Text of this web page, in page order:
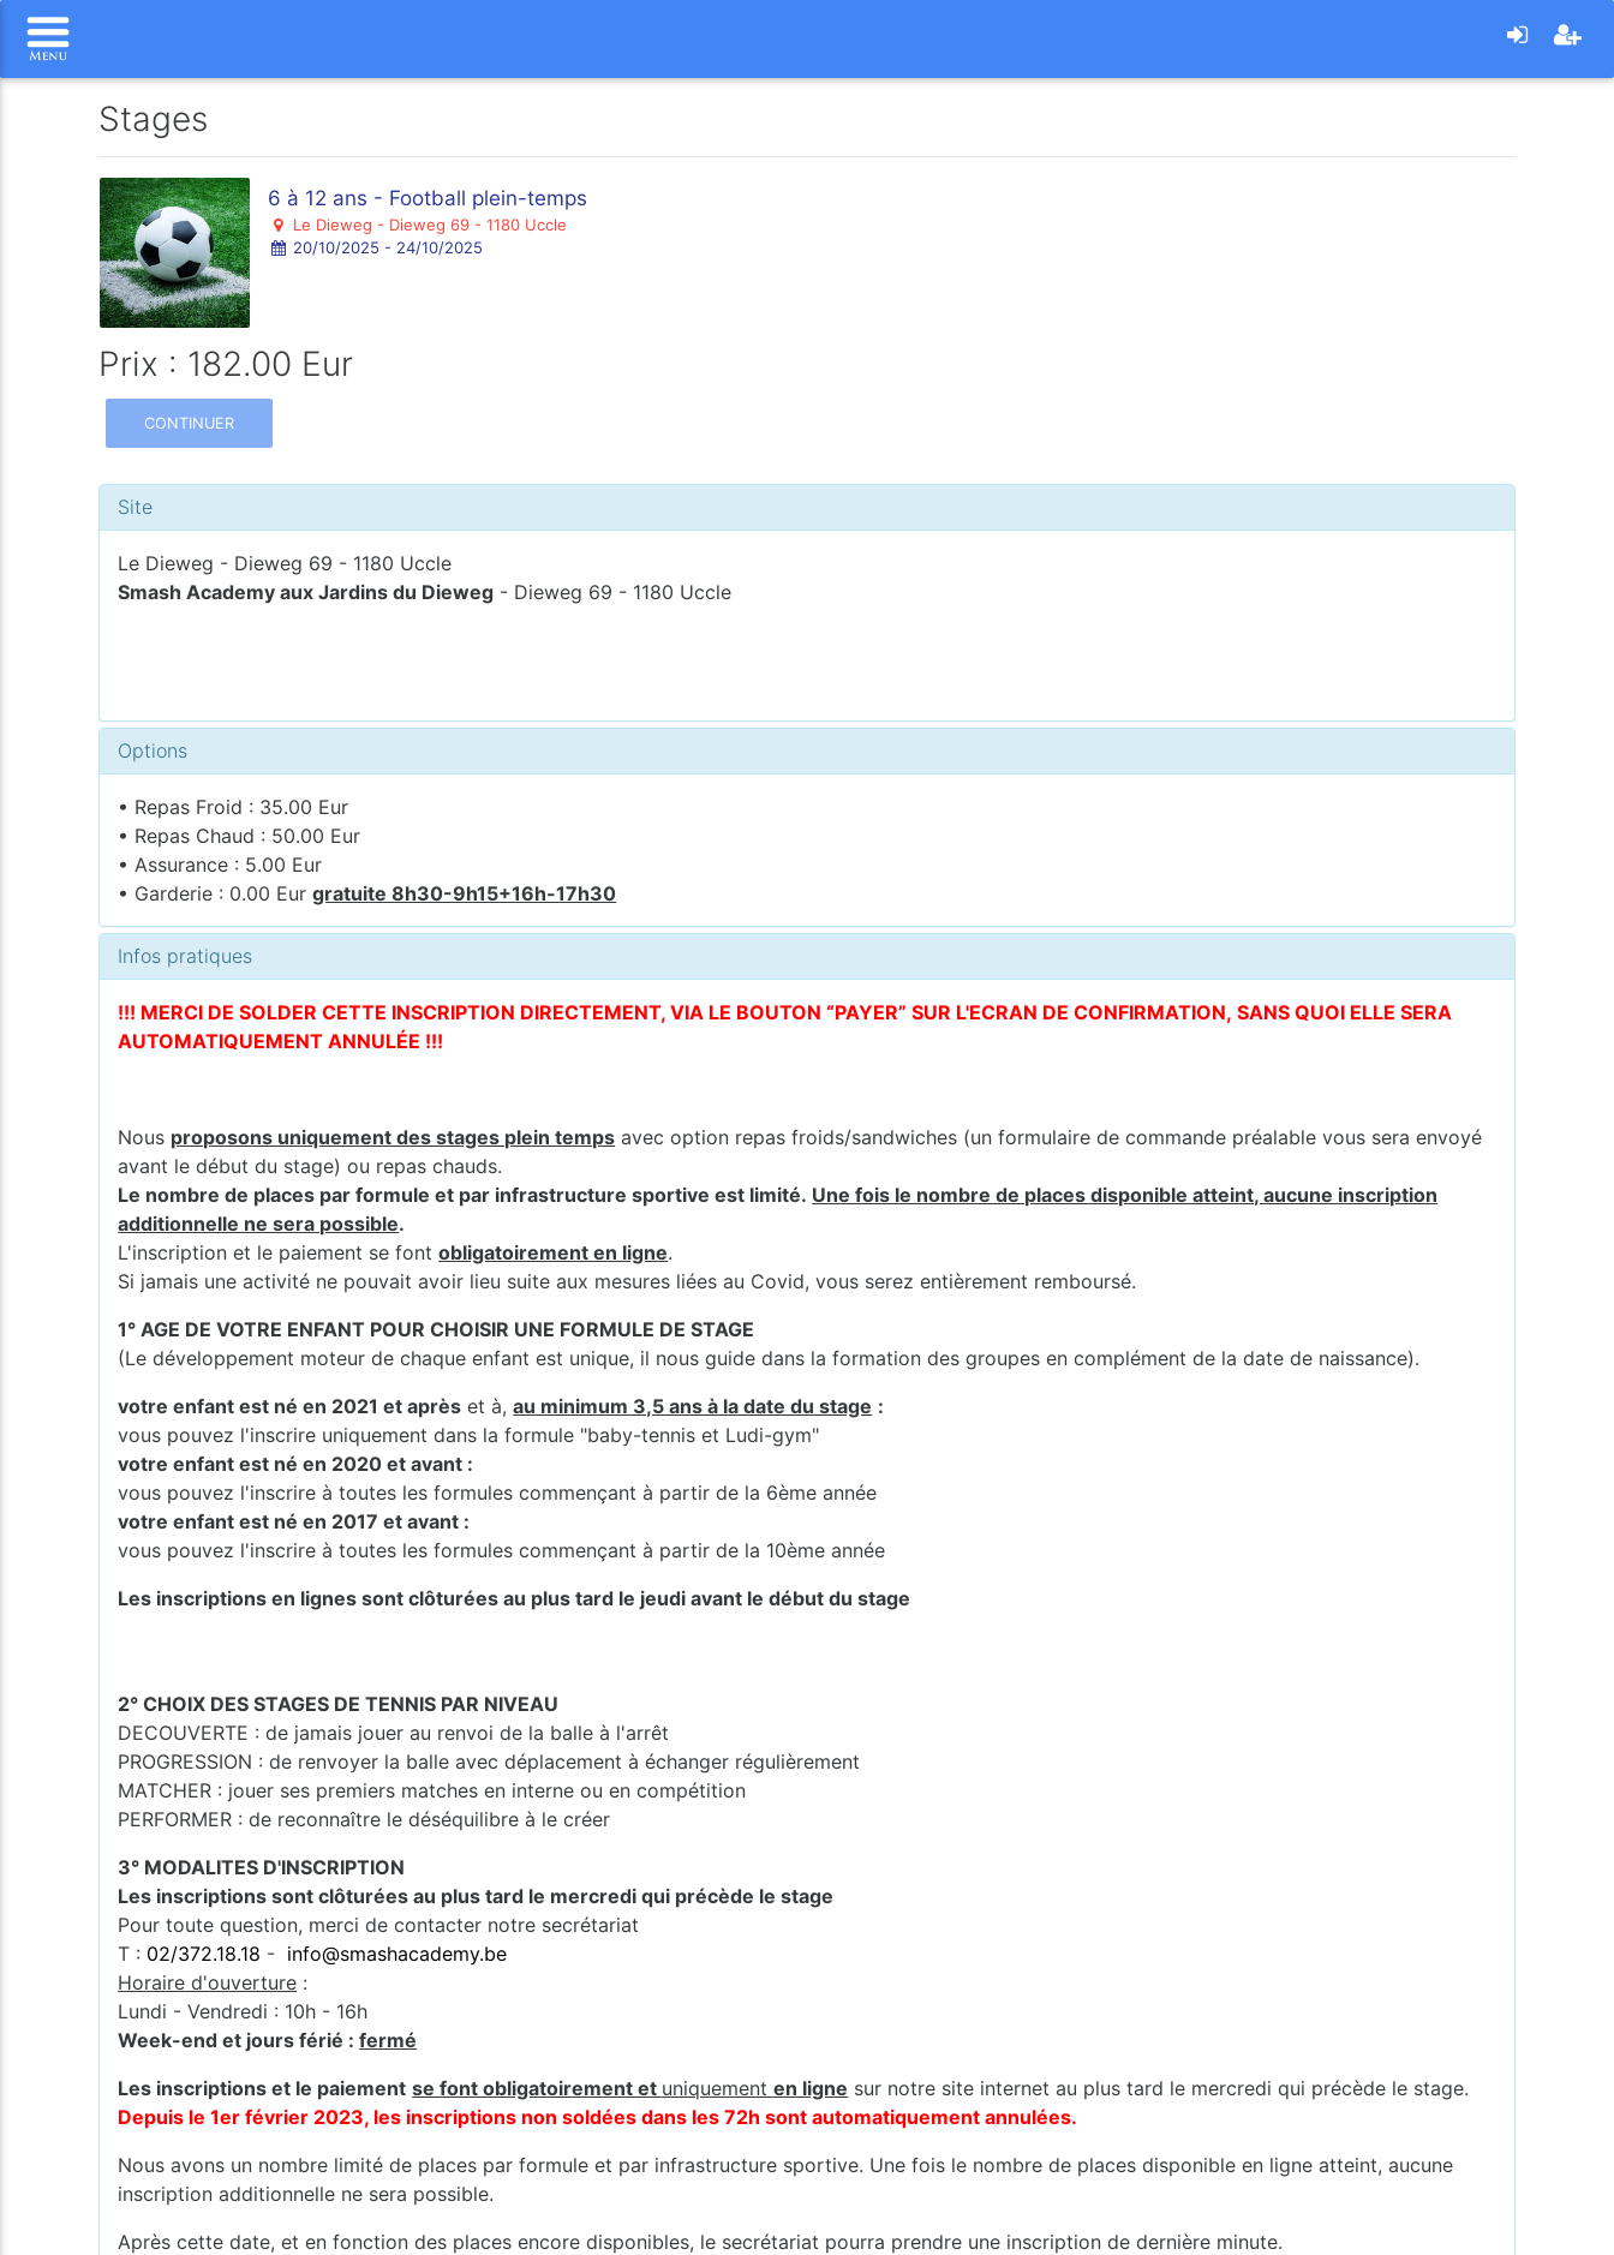
Stages
6 à 12 ans - Football plein-temps
Le Dieweg - Dieweg 69 - 1180 Uccle
20/10/2025 - 24/10/2025
Prix : 182.00 Eur
CONTINUER
Site
Le Dieweg - Dieweg 69 - 1180 Uccle
Smash Academy aux Jardins du Dieweg - Dieweg 69 - 1180 Uccle
Options
• Repas Froid : 35.00 Eur
• Repas Chaud : 50.00 Eur
• Assurance : 5.00 Eur
• Garderie : 0.00 Eurgratuite 8h30-9h15+16h-17h30
Infos pratiques
!!! MERCI DE SOLDER CETTE INSCRIPTION DIRECTEMENT, VIA LE BOUTON “PAYER” SUR L'ECRAN DE CONFIRMATION, SANS QUOI ELLE SERA
AUTOMATIQUEMENT ANNULÉE !!!
Nous proposons uniquement des stages plein temps avec option repas froids/sandwiches (un formulaire de commande préalable vous sera envoyé
avant le début du stage) ou repas chauds.
Le nombre de places par formule et par infrastructure sportive est limité. Une fois le nombre de places disponible atteint, aucune inscription
additionnelle ne sera possible.
L'inscription et le paiement se fontobligatoirement en ligne.
Si jamais une activité ne pouvait avoir lieu suite aux mesures liées au Covid, vous serez entièrement remboursé.
1° AGE DE VOTRE ENFANT POUR CHOISIR UNE FORMULE DE STAGE
(Le développement moteur de chaque enfant est unique, il nous guide dans la formation des groupes en complément de la date de naissance).
votre enfant est né en 2021 et après et à,au minimum 3,5 ans à la date du stage :
vous pouvez l'inscrire uniquement dans la formule "baby-tennis et Ludi-gym"
votre enfant est né en 2020 et avant :
vous pouvez l'inscrire à toutes les formules commençant à partir de la 6ème année
votre enfant est né en 2017 et avant :
vous pouvez l'inscrire à toutes les formules commençant à partir de la 10ème année
Les inscriptions en lignes sont clôturées au plus tard le jeudi avant le début du stage
2° CHOIX DES STAGES DE TENNIS PAR NIVEAU
DECOUVERTE : de jamais jouer au renvoi de la balle à l'arrêt
PROGRESSION : de renvoyer la balle avec déplacement à échanger régulièrement
MATCHER : jouer ses premiers matches en interne ou en compétition
PERFORMER : de reconnaître le déséquilibre à le créer
3° MODALITES D'INSCRIPTION
Les inscriptions sont clôturées au plus tard le mercredi qui précède le stage
Pour toute question, merci de contacter notre secrétariat
T : 02/372.18.18 - info@smashacademy.be
Horaire d'ouverture :
Lundi - Vendredi : 10h - 16h
Week-end et jours férié :fermé
Les inscriptions et le paiement se font obligatoirement et uniquementen ligne sur notre site internet au plus tard le mercredi qui précède le stage.
Depuis le 1er février 2023, les inscriptions non soldées dans les 72h sont automatiquement annulées.
Nous avons un nombre limité de places par formule et par infrastructure sportive. Une fois le nombre de places disponible en ligne atteint, aucune
inscription additionnelle ne sera possible.
Après cette date, et en fonction des places encore disponibles, le secrétariat pourra prendre une inscription de dernière minute.